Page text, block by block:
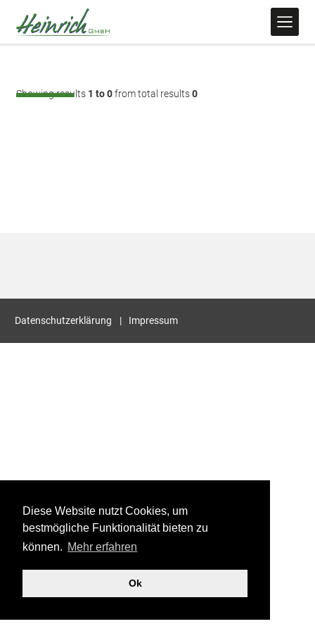
Diese Website nutzt Cookies, um
bestmögliche Funktionalität bieten zu
können. Mehr erfahren
Ok
Showing results 1 to 0from total results0
Datenschutzerklärung Impressum